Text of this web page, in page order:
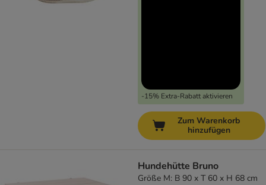
-15% Extra-Rabatt aktivieren
Zum Warenkorb
hinzufügen
Hundehütte Bruno
Größe M: B 90 x T 60 x H 68 cm